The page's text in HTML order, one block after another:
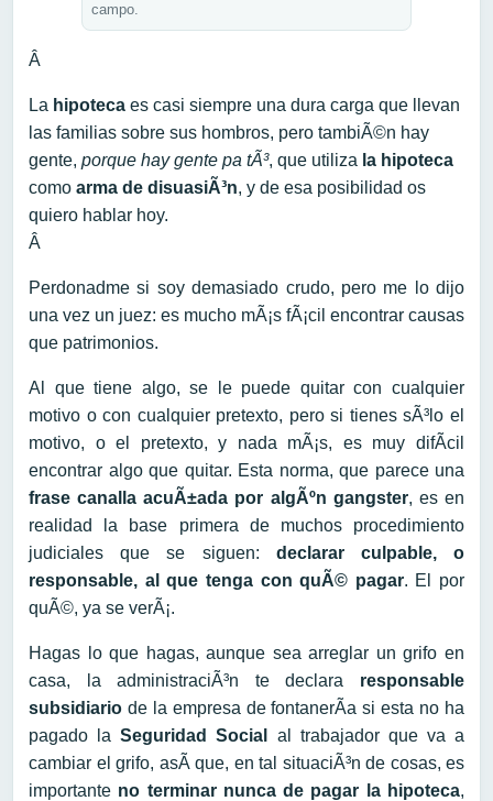
campo.
Â
La hipoteca es casi siempre una dura carga que llevan
las familias sobre sus hombros, pero tambiÃ©n hay
gente, porque hay gente pa tÃ³, que utiliza la hipoteca
como arma de disuasiÃ³n, y de esa posibilidad os
quiero hablar hoy.
Â
Perdonadme si soy demasiado crudo, pero me lo dijo
una vez un juez: es mucho mÃ¡s fÃ¡cil encontrar causas
que patrimonios.
Al que tiene algo, se le puede quitar con cualquier
motivo o con cualquier pretexto, pero si tienes sÃ³lo el
motivo, o el pretexto, y nada mÃ¡s, es muy difÃ­cil
encontrar algo que quitar. Esta norma, que parece una
frase canalla acuÃ±ada por algÃºn gangster, es en
realidad la base primera de muchos procedimiento
judiciales que se siguen: declarar culpable, o
responsable, al que tenga con quÃ© pagar. El por
quÃ©, ya se verÃ¡.
Hagas lo que hagas, aunque sea arreglar un grifo en
casa, la administraciÃ³n te declara responsable
subsidiario de la empresa de fontanerÃ­a si esta no ha
pagado laSeguridad Social
al trabajador que va a
cambiar el grifo, asÃ­ que, en tal situaciÃ³n de cosas, es
importante no terminar nunca de pagar la hipoteca,